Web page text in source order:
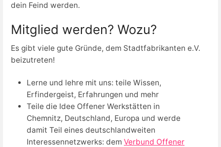
dein Feind werden.
Mitglied werden? Wozu?
Es gibt viele gute Gründe, dem Stadtfabrikanten e.V.
beizutreten!
Lerne und lehre mit uns: teile Wissen,
Erfindergeist, Erfahrungen und mehr
Teile die Idee Offener Werkstätten in
Chemnitz, Deutschland, Europa und werde
damit Teil eines deutschlandweiten
Interessennetzwerks: dem Verbund Offener